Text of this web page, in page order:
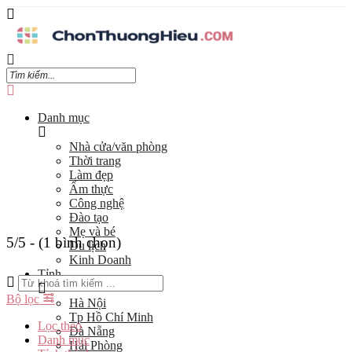
Danh mục
Nhà cửa/văn phòng
Thời trang
Làm đẹp
Ẩm thực
Công nghệ
Đào tạo
Mẹ và bé
Du lịch
Kinh Doanh
Tỉnh
Hà Nội
Tp Hồ Chí Minh
Đà Nẵng
Hải Phòng
5/5 - (1 bình chọn)
Bộ lọc
Lọc theo
Danh mục